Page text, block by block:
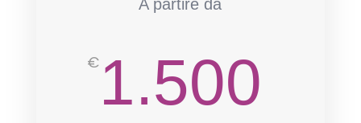
A partire da
€1.500